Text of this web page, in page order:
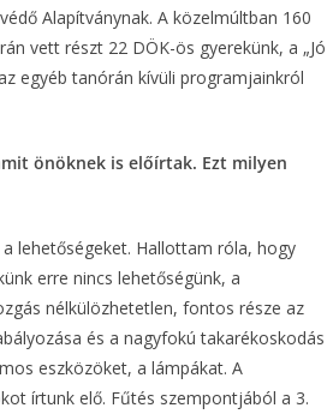
Alapítványnak. A közelmúltban 160
vett részt 22 DÖK-ös gyerekünk, a „Jó
egyéb tanórán kívüli programjainkról
önöknek is előírtak. Ezt milyen
lehetőségeket. Hallottam róla, hogy
erre nincs lehetőségünk, a
nélkülözhetetlen, fontos része az
és a nagyfokú takarékoskodás
eszközöket, a lámpákat. A
írtunk elő. Fűtés szempontjából a 3.